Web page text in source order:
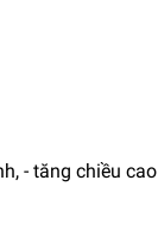
- tăng chiều cao